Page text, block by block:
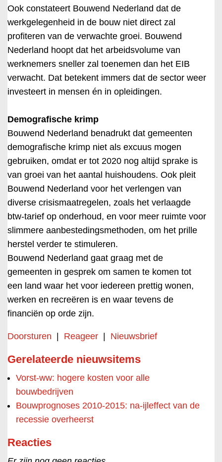
Ook constateert Bouwend Nederland dat de
werkgelegenheid in de bouw niet direct zal
profiteren van de verwachte groei. Bouwend
Nederland hoopt dat het arbeidsvolume van
werknemers sneller zal toenemen dan het EIB
verwacht. Dat betekent immers dat de sector weer
investeert in mensen én in opleidingen.
Demografische krimp
Bouwend Nederland benadrukt dat gemeenten
demografische krimp niet als excuus mogen
gebruiken, omdat er tot 2020 nog altijd sprake is
van groei van het aantal huishoudens. Ook pleit
Bouwend Nederland voor het verlengen van
diverse crisismaatregelen, zoals het verlaagde
btw-tarief op onderhoud, en voor meer ruimte voor
slimmere aanbestedingsmethoden, om het prille
herstel verder te stimuleren.
Bouwend Nederland gaat graag met de
gemeenten in gesprek om samen te komen tot
een land waar het voor iedereen prettig wonen,
werken en recreëren is en waar tevens de
financiën op orde zijn.
Doorsturen Reageer Nieuwsbrief
Gerelateerde nieuwsitems
Vorst-ww: hogere kosten voor alle
bouwbedrijven
Bouwprognoses 2010-2015: na-ijleffect van de
recessie overheerst
Reacties